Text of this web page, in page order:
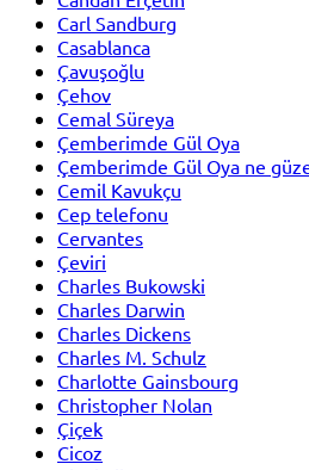
Carl Sandburg
Casablanca
Çavuşoğlu
Çehov
Cemal Süreya
Çemberimde Gül Oya
Çemberimde Gül Oya ne
Cemil Kavukçu
Cep telefonu
Cervantes
Çeviri
Charles Bukowski
Charles Darwin
Charles Dickens
Charles M. Schulz
Charlotte Gainsbourg
Christopher Nolan
Çiçek
Cicoz